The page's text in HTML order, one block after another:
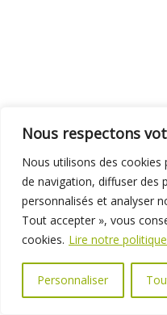
Nous respectons
Nous utilisons des
de navigation, diffuser des
personnalisés et analyser
Tout accepter », vous
cookies. Lire notre
Personnaliser
01 69 31 72 10
Espace élus